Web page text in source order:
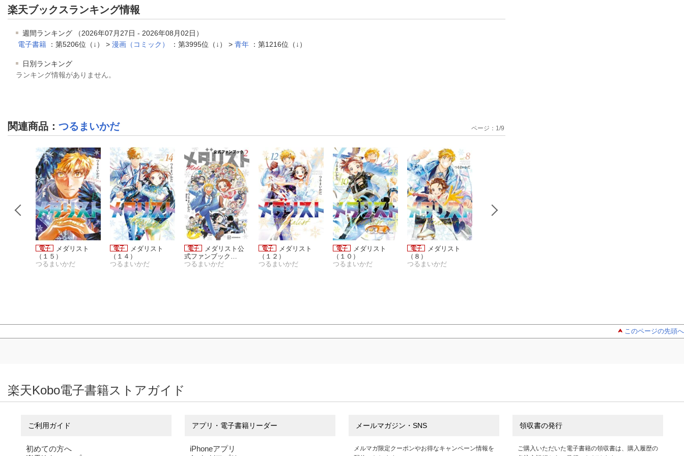
楽天ブックスランキング情報
週間ランキング （2026年07月27日 - 2026年08月02日）
電子書籍 ：第5206位（↓） > 漫画（コミック） ：第3995位（↓） > 青年 ：第1216位（↓）
日別ランキング
ランキング情報がありません。
関連商品 ： つるまいかだ
メダリスト
（１５）
つるまいかだ
メダリスト
（１４）
つるまいかだ
メダリスト公
式ファンブック
（２）
つるまいかだ
メダリスト
（１２）
つるまいかだ
メダリスト
（１０）
つるまいかだ
メダリスト
（８）
つるまいかだ
ページ： 1 /9
このページの先頭へ
楽天Kobo電子書籍ストアガイド
ご利用ガイド
初めての方へ
アプリ・電子書籍リーダー
iPhoneアプリ
メールマガジン・SNS
メルマガ限定クーポンやお得なキャンペーン情報を
領収書の発行
ご購入いただいた電子書籍の領収書は、購入履歴の